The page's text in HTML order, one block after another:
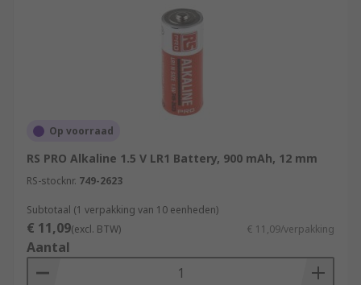
of applications, from remote controls to keyless
Op voorraad
RS PRO Alkaline 1.5 V LR1 Battery, 900 mAh, 12 mm
RS-stocknr. 749-2623
Subtotaal (1 verpakking van 10 eenheden)
€ 11,09(excl. BTW) € 11,09/verpakking
Aantal